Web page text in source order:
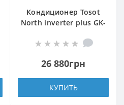
Кондиционер Tosot
North inverter plus GK-
26 880грн
КУПИТЬ